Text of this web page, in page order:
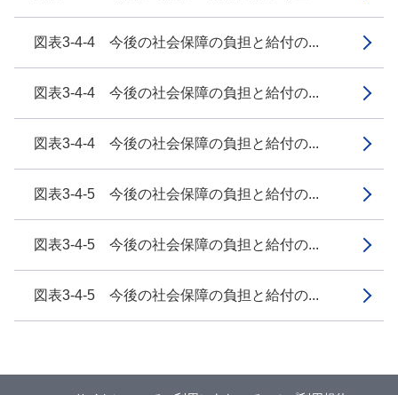
図表3-4-4 今後の社会保障の負担と給付の...
図表3-4-4 今後の社会保障の負担と給付の...
図表3-4-4 今後の社会保障の負担と給付の...
図表3-4-5 今後の社会保障の負担と給付の...
図表3-4-5 今後の社会保障の負担と給付の...
図表3-4-5 今後の社会保障の負担と給付の...